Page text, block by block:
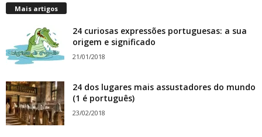
Mais artigos
24 curiosas expressões portuguesas: a sua
origem e significado
21/01/2018
24 dos lugares mais assustadores do mundo
(1 é português)
23/02/2018